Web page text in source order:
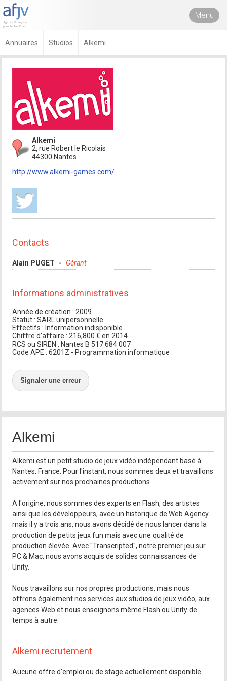
Menu
Annuaires Studios Alkemi
Alkemi
2, rue Robert le Ricolais
44300 Nantes
http://www.alkemi-games.com/
Contacts
Alain PUGET Gérant
Informations administratives
Année de création : 2009
Statut : SARL unipersonnelle
Effectifs : Information indisponible
Chiffre d'affaire : 216,800 € en 2014
RCS ou SIREN : Nantes B 517 684 007
Code APE : 6201Z - Programmation informatique
Signaler une erreur
Alkemi
Alkemi est un petit studio de jeux vidéo indépendant basé à
Nantes, France. Pour l'instant, nous sommes deux et travaillons
activement sur nos prochaines productions.
A l'origine, nous sommes des experts en Flash, des artistes
ainsi que les développeurs, avec un historique de Web Agency...
mais il y a trois ans, nous avons décidé de nous lancer dans la
production de petits jeux fun mais avec une qualité de
production élevée. Avec "Transcripted", notre premier jeu sur
PC & Mac, nous avons acquis de solides connaissances de
Unity.
Nous travaillons sur nos propres productions, mais nous
offrons également nos services aux studios de jeux vidéo, aux
agences Web et nous enseignons même Flash ou Unity de
temps à autre.
Alkemi recrutement
Aucune offre d'emploi ou de stage actuellement disponible